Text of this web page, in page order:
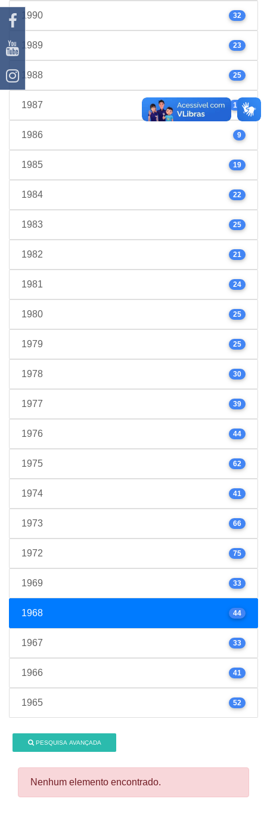
1990 32
1989 23
1988 25
1987 17
1986 9
1985 19
1984 22
1983 25
1982 21
1981 24
1980 25
1979 25
1978 30
1977 39
1976 44
1975 62
1974 41
1973 66
1972 75
1969 33
1968 44
1967 33
1966 41
1965 52
PESQUISA AVANÇADA
Nenhum elemento encontrado.